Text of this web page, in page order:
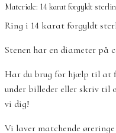
Materiale: 14 karat forgyldt
Ring i 14 karat forgyldt
Stenen har en diameter på
Har du brug for hjælp til at
under billeder eller skriv til
vi dig!
Vi laver matchende